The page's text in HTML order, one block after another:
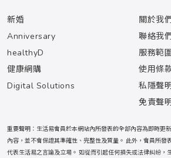
新婚
Anniversary
healthyD
健康網購
Digital Solutions
關於我
聯絡我
服務範圍
使用條
私隱聲
免責聲
重要聲明：生活易會員於本網站內所發表的全部內容為即時更
內容，並不會保證其準確性、完整性及質量。 此外，會員所發
代表生活易之言論及立場。 如從而引起任何損失或法律糾紛，